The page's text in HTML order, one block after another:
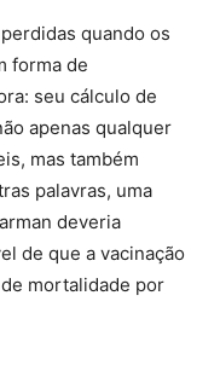
quando os
forma de
seu cálculo de
apenas qualquer
mas também
palavras, uma
deveria
de que a vacinação
mortalidade por